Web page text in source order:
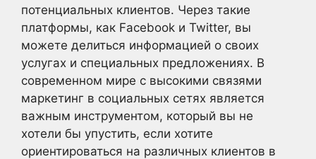
потенциальных клиентов. Через такие
платформы, как Facebook и Twitter, вы
можете делиться информацией о своих
услугах и специальных предложениях. В
современном мире с высокими связями
маркетинг в социальных сетях является
важным инструментом, который вы не
хотели бы упустить, если хотите
ориентироваться на различных клиентов в